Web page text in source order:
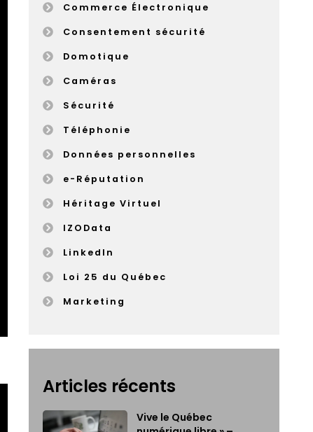
Commerce Électronique
Consentement sécurité
Domotique
Caméras
Sécurité
Téléphonie
Données personnelles
e-Réputation
Héritage Virtuel
IZOData
LinkedIn
Loi 25 du Québec
Marketing
Articles récents
Vive le Québec